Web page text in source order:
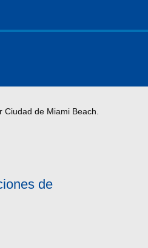
de Miami Beach.
de